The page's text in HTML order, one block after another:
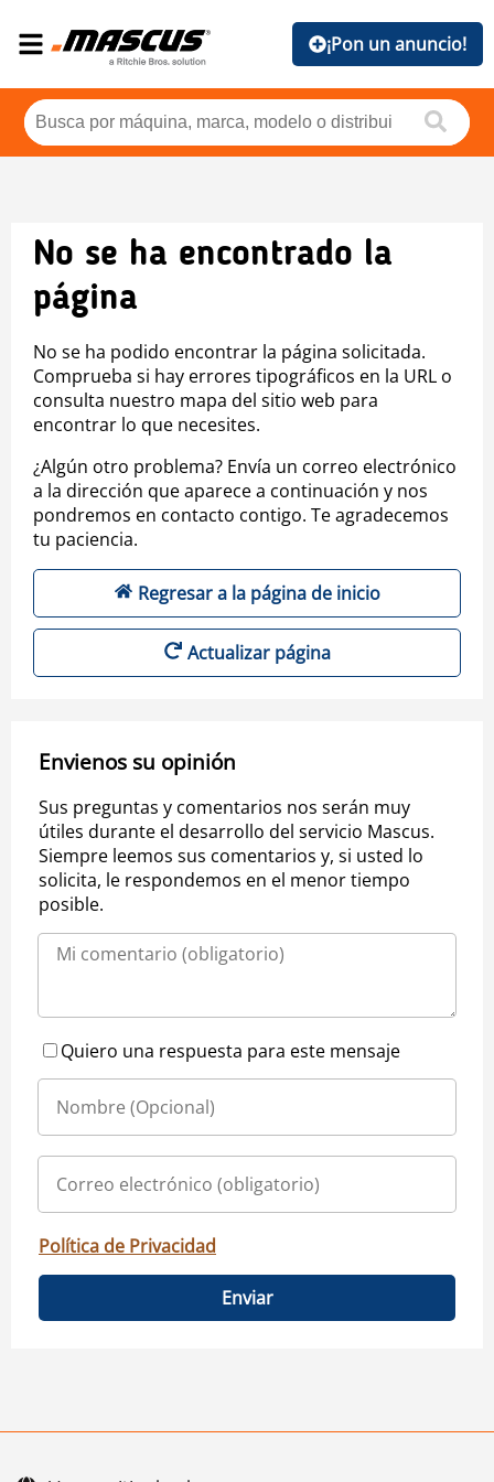
¡Pon un anuncio!
No se ha encontrado la
página
No se ha podido encontrar la página solicitada.
Comprueba si hay errores tipográficos en la URL o
consulta nuestro mapa del sitio web para
encontrar lo que necesites.
¿Algún otro problema? Envía un correo electrónico
a la dirección que aparece a continuación y nos
pondremos en contacto contigo. Te agradecemos
tu paciencia.
Regresar a la página de inicio
Actualizar página
Envienos su opinión
Sus preguntas y comentarios nos serán muy
útiles durante el desarrollo del servicio Mascus.
Siempre leemos sus comentarios y, si usted lo
solicita, le respondemos en el menor tiempo
posible.
Quiero una respuesta para este mensaje
Política de Privacidad
Enviar